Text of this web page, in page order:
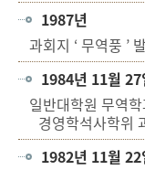
1987년
과회지 ‘ 무역풍 ’
1984년 11월 27
일반대학원 무역
경영학석사학위
1982년 11월 22